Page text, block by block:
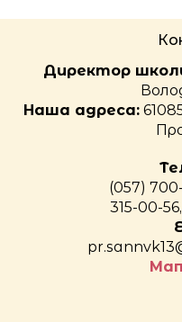
Директор
Наша адреса:
(057)
315-00-